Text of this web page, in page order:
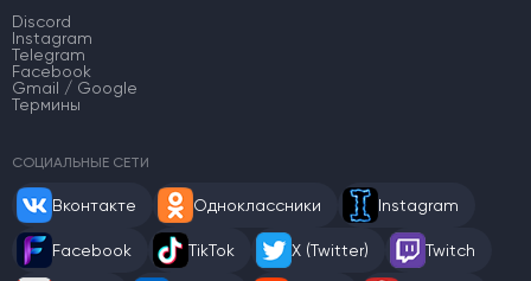
Discord
Instagram
Telegram
Facebook
Gmail / Google
Термины
СОЦИАЛЬНЫЕ СЕТИ
Вконтакте Одноклассники Instagram
Facebook TikTok X (Twitter) Twitch